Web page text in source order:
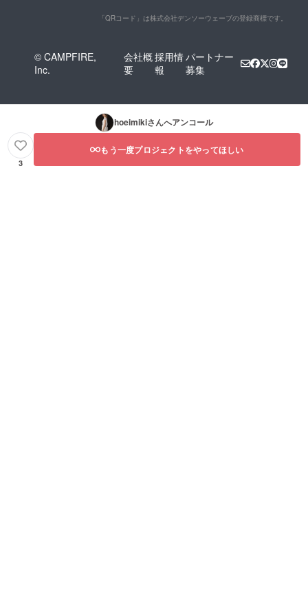
「QRコード」は株式会社デンソーウェーブの登録商標です。
© CAMPFIRE,
Inc.
会社概
要
採用情
報
パートナー
募集
hoeimikiさんへアンコール
3
もう一度プロジェクトをやってほしい